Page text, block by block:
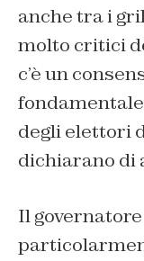
anche tra i
molto critici
c’è un
degli elettori
dichiarano di
Il